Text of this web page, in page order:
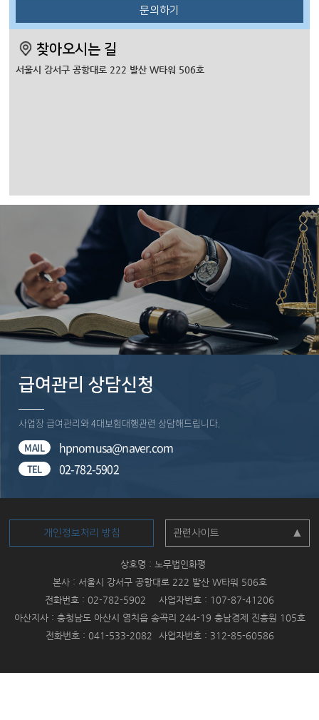
문의하기
찾아오시는 길
서울시 강서구 공항대로 222 발산 W타워 506호
급여관리 상담신청
사업장 급여관리와 4대보험대행관련 상담해드립니다.
MAIL
hpnomusa@naver.com
TEL 02-782-5902
개인정보처리 방침 관련사이트
상호명 : 노무법인화평
본사 : 서울시 강서구 공항대로 222 발산 W타워 506호
전화번호 : 02-782-5902
사업자번호 : 107-87-41206
아산지사 : 충청남도 아산시 염치읍 송곡리 244-19 충남경제 진흥원 105호
전화번호 : 041-533-2082
사업자번호 : 312-85-60586